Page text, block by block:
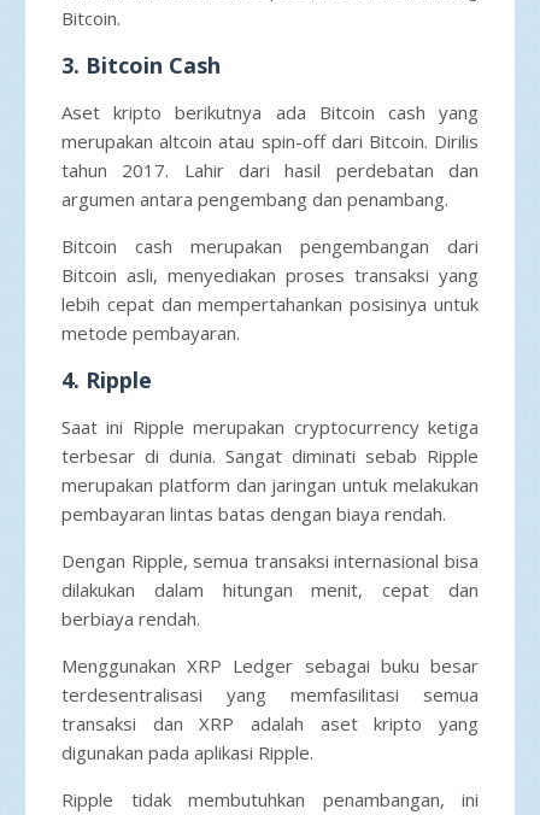
Bitcoin.
3. Bitcoin Cash
Aset kripto berikutnya ada Bitcoin cash yang
merupakan altcoin atau spin-off dari Bitcoin. Dirilis
tahun 2017. Lahir dari hasil perdebatan dan
argumen antara pengembang dan penambang.
Bitcoin cash merupakan pengembangan dari
Bitcoin asli, menyediakan proses transaksi yang
lebih cepat dan mempertahankan posisinya untuk
metode pembayaran.
4. Ripple
Saat ini Ripple merupakan cryptocurrency ketiga
terbesar di dunia. Sangat diminati sebab Ripple
merupakan platform dan jaringan untuk melakukan
pembayaran lintas batas dengan biaya rendah.
Dengan Ripple, semua transaksi internasional bisa
dilakukan dalam hitungan menit, cepat dan
berbiaya rendah.
Menggunakan XRP Ledger sebagai buku besar
terdesentralisasi yang memfasilitasi semua
transaksi dan XRP adalah aset kripto yang
digunakan pada aplikasi Ripple.
Ripple tidak membutuhkan penambangan, ini